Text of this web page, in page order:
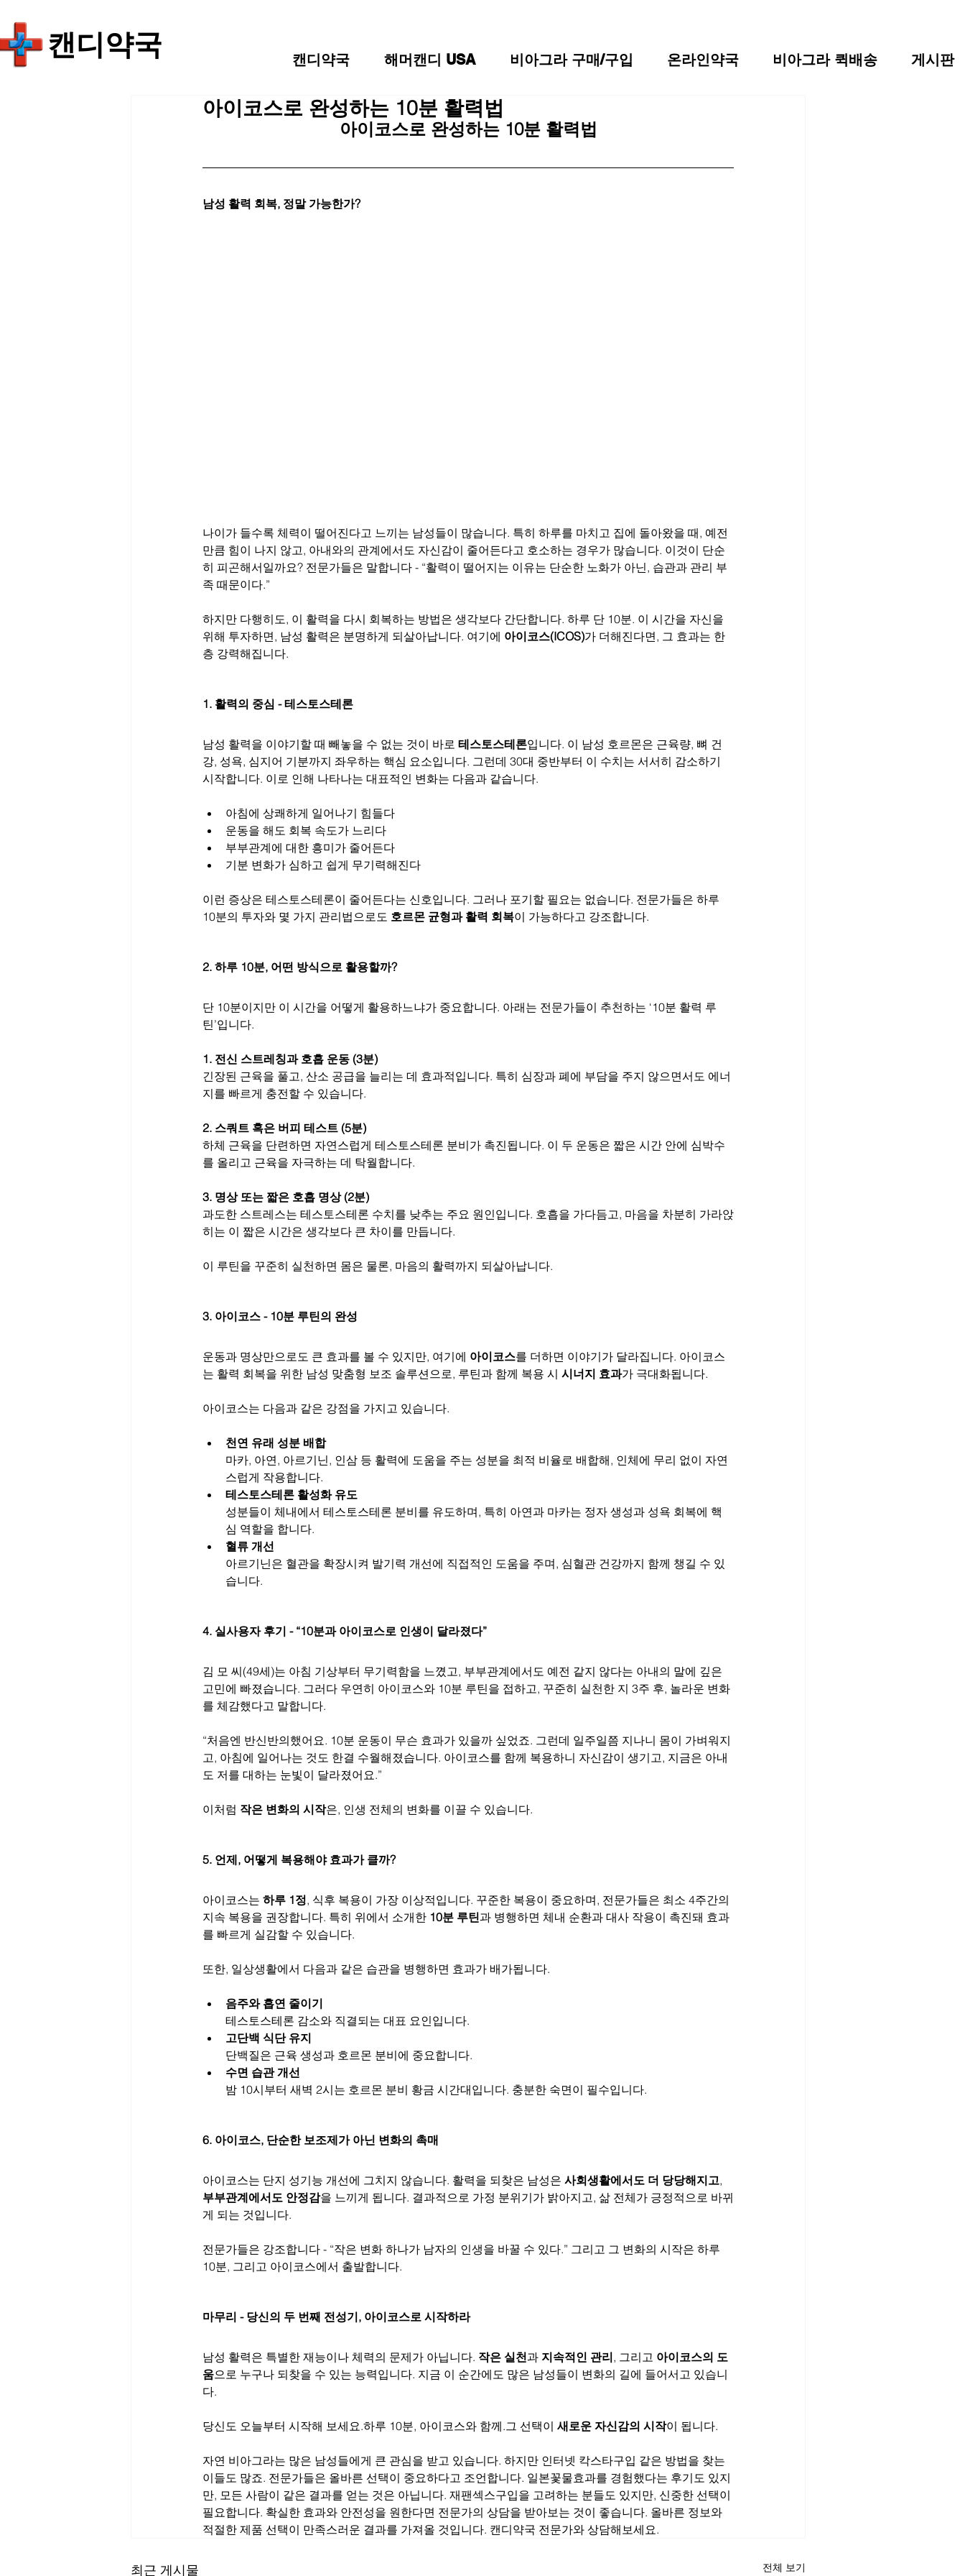
​캔디약국 캔디약국 해머캔디 USA 비아그라 구매/구입 온라인약국 비아그라 퀵배송 게시판
아이코스로 완성하는 10분 활력법
아이코스로 완성하는 10분 활력법
남성 활력 회복, 정말 가능한가?
나이가 들수록 체력이 떨어진다고 느끼는 남성들이 많습니다. 특히 하루를 마치고 집에 돌아왔을 때, 예전
만큼 힘이 나지 않고, 아내와의 관계에서도 자신감이 줄어든다고 호소하는 경우가 많습니다. 이것이 단순
히 피곤해서일까요? 전문가들은 말합니다 - “활력이 떨어지는 이유는 단순한 노화가 아닌, 습관과 관리 부
족 때문이다.”
하지만 다행히도, 이 활력을 다시 회복하는 방법은 생각보다 간단합니다. 하루 단 10분. 이 시간을 자신을
위해 투자하면, 남성 활력은 분명하게 되살아납니다. 여기에 아이코스(ICOS)가 더해진다면, 그 효과는 한
층 강력해집니다.
1. 활력의 중심 - 테스토스테론
남성 활력을 이야기할 때 빼놓을 수 없는 것이 바로 테스토스테론입니다. 이 남성 호르몬은 근육량, 뼈 건
강, 성욕, 심지어 기분까지 좌우하는 핵심 요소입니다. 그런데 30대 중반부터 이 수치는 서서히 감소하기
시작합니다. 이로 인해 나타나는 대표적인 변화는 다음과 같습니다.
아침에 상쾌하게 일어나기 힘들다
운동을 해도 회복 속도가 느리다
부부관계에 대한 흥미가 줄어든다
기분 변화가 심하고 쉽게 무기력해진다
이런 증상은 테스토스테론이 줄어든다는 신호입니다. 그러나 포기할 필요는 없습니다. 전문가들은 하루
10분의 투자와 몇 가지 관리법으로도 호르몬 균형과 활력 회복이 가능하다고 강조합니다.
2. 하루 10분, 어떤 방식으로 활용할까?
단 10분이지만 이 시간을 어떻게 활용하느냐가 중요합니다. 아래는 전문가들이 추천하는 ‘10분 활력 루
틴’입니다.
1. 전신 스트레칭과 호흡 운동 (3분)
긴장된 근육을 풀고, 산소 공급을 늘리는 데 효과적입니다. 특히 심장과 폐에 부담을 주지 않으면서도 에너
지를 빠르게 충전할 수 있습니다.
2. 스쿼트 혹은 버피 테스트 (5분)
하체 근육을 단련하면 자연스럽게 테스토스테론 분비가 촉진됩니다. 이 두 운동은 짧은 시간 안에 심박수
를 올리고 근육을 자극하는 데 탁월합니다.
3. 명상 또는 짧은 호흡 명상 (2분)
과도한 스트레스는 테스토스테론 수치를 낮추는 주요 원인입니다. 호흡을 가다듬고, 마음을 차분히 가라앉
히는 이 짧은 시간은 생각보다 큰 차이를 만듭니다.
이 루틴을 꾸준히 실천하면 몸은 물론, 마음의 활력까지 되살아납니다.
3. 아이코스 - 10분 루틴의 완성
운동과 명상만으로도 큰 효과를 볼 수 있지만, 여기에 아이코스를 더하면 이야기가 달라집니다. 아이코스
는 활력 회복을 위한 남성 맞춤형 보조 솔루션으로, 루틴과 함께 복용 시 시너지 효과가 극대화됩니다.
아이코스는 다음과 같은 강점을 가지고 있습니다.
천연 유래 성분 배합
마카, 아연, 아르기닌, 인삼 등 활력에 도움을 주는 성분을 최적 비율로 배합해, 인체에 무리 없이 자연
스럽게 작용합니다.
테스토스테론 활성화 유도
성분들이 체내에서 테스토스테론 분비를 유도하며, 특히 아연과 마카는 정자 생성과 성욕 회복에 핵
심 역할을 합니다.
혈류 개선
아르기닌은 혈관을 확장시켜 발기력 개선에 직접적인 도움을 주며, 심혈관 건강까지 함께 챙길 수 있
습니다.
4. 실사용자 후기 - “10분과 아이코스로 인생이 달라졌다”
김 모 씨(49세)는 아침 기상부터 무기력함을 느꼈고, 부부관계에서도 예전 같지 않다는 아내의 말에 깊은
고민에 빠졌습니다. 그러다 우연히 아이코스와 10분 루틴을 접하고, 꾸준히 실천한 지 3주 후, 놀라운 변화
를 체감했다고 말합니다.
“처음엔 반신반의했어요. 10분 운동이 무슨 효과가 있을까 싶었죠. 그런데 일주일쯤 지나니 몸이 가벼워지
고, 아침에 일어나는 것도 한결 수월해졌습니다. 아이코스를 함께 복용하니 자신감이 생기고, 지금은 아내
도 저를 대하는 눈빛이 달라졌어요.”
이처럼 작은 변화의 시작은, 인생 전체의 변화를 이끌 수 있습니다.
5. 언제, 어떻게 복용해야 효과가 클까?
아이코스는 하루 1정, 식후 복용이 가장 이상적입니다. 꾸준한 복용이 중요하며, 전문가들은 최소 4주간의
지속 복용을 권장합니다. 특히 위에서 소개한 10분 루틴과 병행하면 체내 순환과 대사 작용이 촉진돼 효과
를 빠르게 실감할 수 있습니다.
또한, 일상생활에서 다음과 같은 습관을 병행하면 효과가 배가됩니다.
음주와 흡연 줄이기
테스토스테론 감소와 직결되는 대표 요인입니다.
고단백 식단 유지
단백질은 근육 생성과 호르몬 분비에 중요합니다.
수면 습관 개선
밤 10시부터 새벽 2시는 호르몬 분비 황금 시간대입니다. 충분한 숙면이 필수입니다.
6. 아이코스, 단순한 보조제가 아닌 변화의 촉매
아이코스는 단지 성기능 개선에 그치지 않습니다. 활력을 되찾은 남성은 사회생활에서도 더 당당해지고,
부부관계에서도 안정감을 느끼게 됩니다. 결과적으로 가정 분위기가 밝아지고, 삶 전체가 긍정적으로 바뀌
게 되는 것입니다.
전문가들은 강조합니다 - “작은 변화 하나가 남자의 인생을 바꿀 수 있다.” 그리고 그 변화의 시작은 하루
10분, 그리고 아이코스에서 출발합니다.
마무리 - 당신의 두 번째 전성기, 아이코스로 시작하라
남성 활력은 특별한 재능이나 체력의 문제가 아닙니다. 작은 실천과 지속적인 관리, 그리고 아이코스의 도
움으로 누구나 되찾을 수 있는 능력입니다. 지금 이 순간에도 많은 남성들이 변화의 길에 들어서고 있습니
다.
당신도 오늘부터 시작해 보세요.하루 10분, 아이코스와 함께.그 선택이 새로운 자신감의 시작이 됩니다.
자연 비아그라는 많은 남성들에게 큰 관심을 받고 있습니다. 하지만 인터넷 칵스타구입 같은 방법을 찾는
이들도 많죠. 전문가들은 올바른 선택이 중요하다고 조언합니다. 일본꽃물효과를 경험했다는 후기도 있지
만, 모든 사람이 같은 결과를 얻는 것은 아닙니다. 재팬섹스구입을 고려하는 분들도 있지만, 신중한 선택이
필요합니다. 확실한 효과와 안전성을 원한다면 전문가의 상담을 받아보는 것이 좋습니다. 올바른 정보와
적절한 제품 선택이 만족스러운 결과를 가져올 것입니다. 캔디약국 전문가와 상담해보세요.
최근 게시물 전체 보기